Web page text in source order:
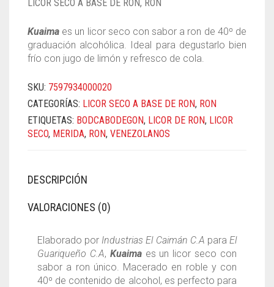
LICOR SECO A BASE DE RON, RON
Kuaima es un licor seco con sabor a ron de 40⁰ de
graduación alcohólica. Ideal para degustarlo bien
frío con jugo de limón y refresco de cola.
SKU: 7597934000020
CATEGORÍAS: LICOR SECO A BASE DE RON, RON
ETIQUETAS: BODCABODEGON, LICOR DE RON, LICOR
SECO, MERIDA, RON, VENEZOLANOS
DESCRIPCIÓN
VALORACIONES (0)
Elaborado por Industrias El Caimán C.A paraEl
Guariqueño C.A, Kuaimaes un licor seco con
sabor a ron único. Macerado en roble y con
40º de contenido de alcohol, es perfecto para